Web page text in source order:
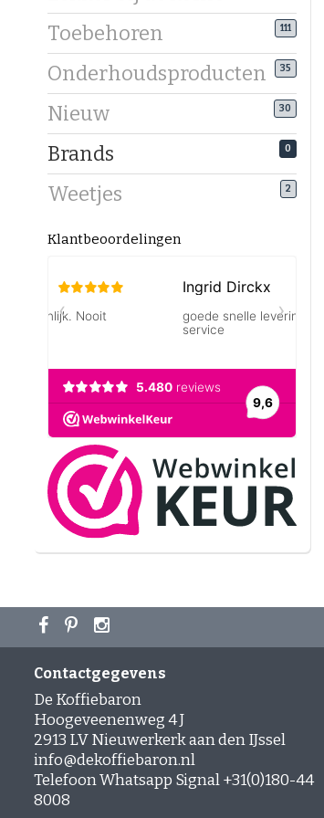
Toebehoren 111
Onderhoudsproducten 35
Nieuw 30
Brands 0
Weetjes 2
Klantbeoordelingen
Contactgegevens
De Koffiebaron
Hoogeveenenweg 4 J
2913 LV Nieuwerkerk aan den IJssel
info@dekoffiebaron.nl
Telefoon Whatsapp Signal +31(0)180-44
8008